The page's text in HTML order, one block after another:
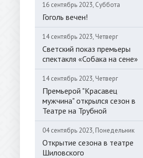
16 сентябрь 2023, Суббота
Гоголь вечен!
14 сентябрь 2023, Четверг
Светский показ премьеры
спектакля «Собака на сене»
14 сентябрь 2023, Четверг
Премьерой "Красавец
мужчина" открылся сезон в
Театре на Трубной
04 сентябрь 2023, Понедельник
Открытие сезона в театре
Шиловского